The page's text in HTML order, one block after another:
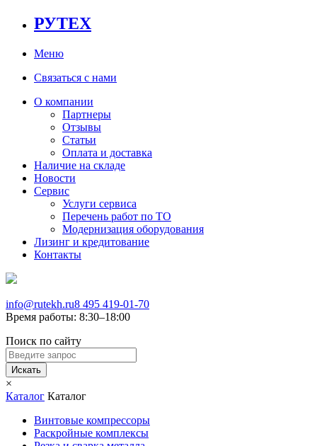
РУТЕХ
Меню
Связаться с нами
О компании
Партнеры
Отзывы
Статьи
Оплата и доставка
Наличие на складе
Новости
Сервис
Услуги сервиса
Перечень работ по ТО
Модернизация оборудования
Лизинг и кредитование
Контакты
info@rutekh.ru8 495 419-01-70
Время работы: 8:30–18:00
Поиск по сайту
Искать
×
Каталог Каталог
Винтовые компрессоры
Раскройные комплексы